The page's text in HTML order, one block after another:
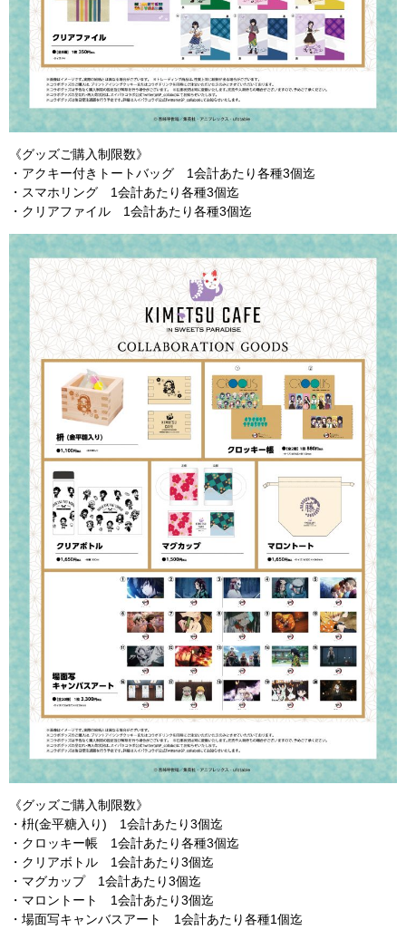
《グッズご購入制限数》
・アクキー付きトートバッグ 1会計あたり各種3個迄
・スマホリング 1会計あたり各種3個迄
・クリアファイル 1会計あたり各種3個迄
《グッズご購入制限数》
・枡(金平糖入り) 1会計あたり3個迄
・クロッキー帳 1会計あたり各種3個迄
・クリアボトル 1会計あたり3個迄
・マグカップ 1会計あたり3個迄
・マロントート 1会計あたり3個迄
・場面写キャンバスアート 1会計あたり各種1個迄